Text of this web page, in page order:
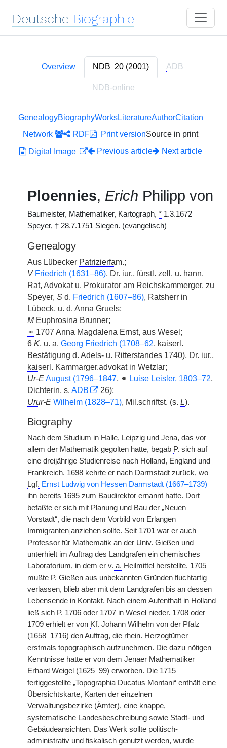
Deutsche Biographie
Overview NDB 20 (2001) ADB
NDB-online
GenealogyBiographyWorksLiteratureAuthorCitation
Network
RDF Print versionSource in print
Digital Image
Previous article Next article
Ploennies, Erich Philipp von
Baumeister, Mathematiker, Kartograph, * 1.3.1672
Speyer, † 28.7.1751 Siegen. (evangelisch)
Genealogy
Aus Lübecker Patrizierfam.;
V Friedrich (1631–86), Dr. iur., fürstl. zell. u. hann.
Rat, Advokat u. Prokurator am Reichskammerger. zu
Speyer, S d. Friedrich (1607–86), Ratsherr in
Lübeck, u. d. Anna Gruels;
MEuphrosina Brunner;
⚭ 1707 Anna Magdalena Ernst, aus Wesel;
6 K, u. a. Georg Friedrich (1708–62, kaiserl.
Bestätigung d. Adels- u. Ritterstandes 1740), Dr. iur.,
kaiserl. Kammarger.advokat in Wetzlar;
Ur-EAugust (1796–1847, ⚭ Luise Leisler, 1803–72,
Dichterin, s. ADB
26);
Urur-E Wilhelm (1828–71), Mil.schriftst. (s. L).
Biography
Nach dem Studium in Halle, Leipzig und Jena, das vor
allem der Mathematik gegolten hatte, begab P. sich auf
eine dreijährige Studienreise nach Holland, England und
Frankreich. 1698 kehrte er nach Darmstadt zurück, wo
Lgf. Ernst Ludwig von Hessen Darmstadt (1667–1739)
ihn bereits 1695 zum Baudirektor ernannt hatte. Dort
befaßte er sich mit Planung und Bau der „Neuen
Vorstadt“, die nach dem Vorbild von Erlangen
Immigranten anziehen sollte. Seit 1701 war er auch
Professor für Mathematik an der Univ. Gießen und
unterhielt im Auftrag des Landgrafen ein chemisches
Laboratorium, in dem er v. a. Heilmittel herstellte. 1705
mußte P. Gießen aus unbekannten Gründen fluchtartig
verlassen, blieb aber mit dem Landgrafen bis an dessen
Lebensende in Kontakt. Nach einem Aufenthalt in Holland
ließ sich P. 1706 oder 1707 in Wesel nieder. 1708 oder
1709 erhielt er von Kf. Johann Wilhelm von der Pfalz
(1658–1716) den Auftrag, die rhein. Herzogtümer
erstmals topographisch aufzunehmen. Die dazu nötigen
Kenntnisse hatte er von dem Jenaer Mathematiker
Erhard Weigel (1625–99) erworben. Die 1715
fertiggestellte „Topographia Ducatus Montani“ enthält eine
Übersichtskarte, Karten der einzelnen
Verwaltungsbezirke (Ämter), eine knappe,
systematische Landesbeschreibung sowie Stadt- und
Gebäudeansichten. Das Werk sollte politisch-
administrativ und fiskalisch genutzt werden, wurde